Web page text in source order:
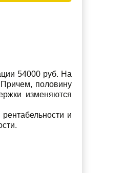
54000 руб. На
Причем, половину
изменяются
и